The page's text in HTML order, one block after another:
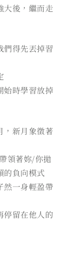
大後，繼而走
們得先丟掉習
始時學習放掉
，新月象徵著
領著妳/你拋
的負向模式
然一身輕盈帶
停留在他人的